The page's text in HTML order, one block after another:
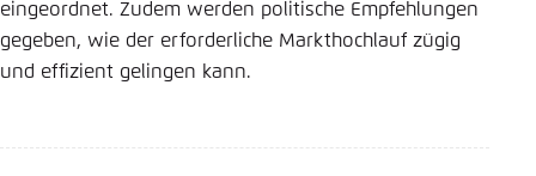
eingeordnet. Zudem werden politische Empfehlungen
gegeben, wie der erforderliche Markthochlauf zügig
und effizient gelingen kann.